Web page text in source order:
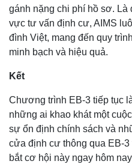
gánh nặng chi phí hồ sơ. Là
vực tư vấn định cư, AIMS
đình Việt, mang đến quy
minh bạch và hiệu quả.
Kết
Chương trình EB-3 tiếp tục
những ai khao khát một
sự ổn định chính sách và
cửa định cư thông qua EB-
bắt cơ hội này ngay hôm